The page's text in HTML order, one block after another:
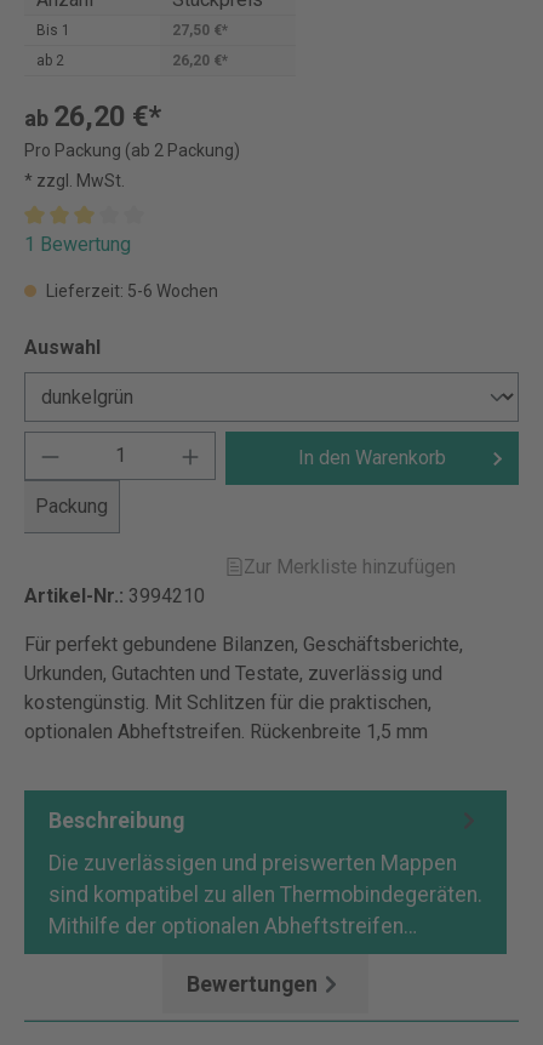
Bis 1
27,50 €*
ab 2 26,20 €*
ab 26,20 €*
Pro Packung (ab 2 Packung)
* zzgl. MwSt.
1 Bewertung
Lieferzeit: 5-6 Wochen
Auswahl
Packung
In den Warenkorb
Zur Merkliste hinzufügen
Artikel-Nr.: 3994210
Für perfekt gebundene Bilanzen, Geschäftsberichte,
Urkunden, Gutachten und Testate, zuverlässig und
kostengünstig. Mit Schlitzen für die praktischen,
optionalen Abheftstreifen. Rückenbreite 1,5 mm
Beschreibung
Die zuverlässigen und preiswerten Mappen
sind kompatibel zu allen Thermobindegeräten.
Mithilfe der optionalen Abheftstreifen…
Bewertungen